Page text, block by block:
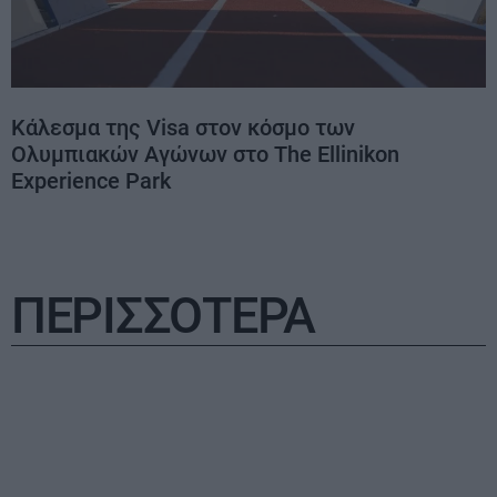
Κάλεσμα της Visa στον κόσμο των
Ολυμπιακών Αγώνων στο The Ellinikon
Experience Park
ΠΕΡΙΣΣΟΤΕΡΑ